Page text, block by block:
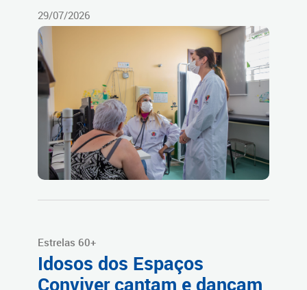
29/07/2026
Estrelas 60+
Idosos dos Espaços
Conviver cantam e dançam